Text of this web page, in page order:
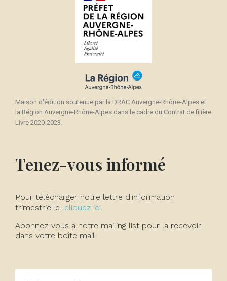
Maison d'édition soutenue par la DRAC Auvergne-Rhône-Alpes et
la Région Auvergne-Rhône-Alpes dans le cadre du Contrat de filière
Livre 2020-2023.
Tenez-vous informé
Pour télécharger notre lettre d'information
trimestrielle, cliquez ici.
Abonnez-vous à notre mailing list pour la recevoir
dans votre boîte mail.